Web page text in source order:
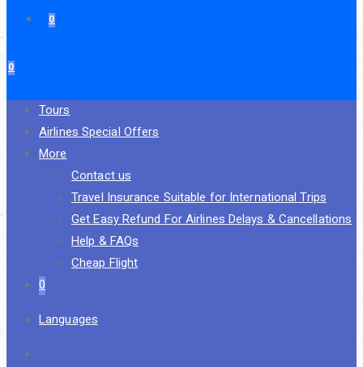
0
0
Tours
Airlines Special Offers
More
Contact us
Travel Insurance Suitable for International Trips
Get Easy Refund For Airlines Delays & Cancellations
Help & FAQs
Cheap Flight
0
Languages